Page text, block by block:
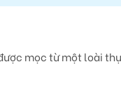
mọc từ một loài